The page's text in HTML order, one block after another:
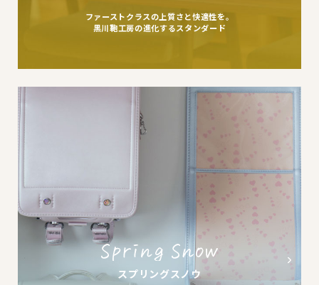
ファーストクラスの上質さと快適性を。
黒川鞄工房の進化するスタンダード
スプリングスノウ